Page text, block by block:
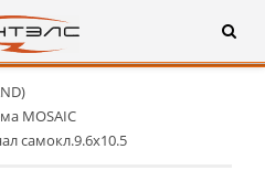
MOSAIC
самокл.9.6х10.5